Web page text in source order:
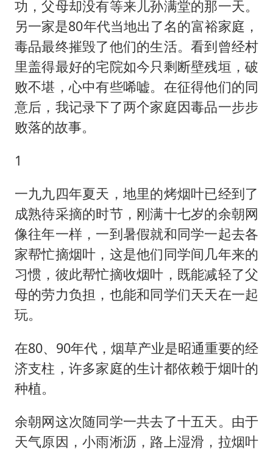
云南一男子胃中取出180颗铁钉
曹颖儿子首次演长剧
“开学三件套”全线暴涨
总书记点赞的非遗苗绣焕发新生机
功，父母却没有等来儿孙满堂的那一天。
另一家是80年代当地出了名的富裕家庭，
毒品最终摧毁了他们的生活。看到曾经村
里盖得最好的宅院如今只剩断壁残垣，破
败不堪，心中有些唏嘘。在征得他们的同
意后，我记录下了两个家庭因毒品一步步
败落的故事。
1
一九九四年夏天，地里的烤烟叶已经到了
成熟待采摘的时节，刚满十七岁的余朝网
像往年一样，一到暑假就和同学一起去各
家帮忙摘烟叶，这是他们同学间几年来的
习惯，彼此帮忙摘收烟叶，既能减轻了父
母的劳力负担，也能和同学们天天在一起
玩。
在80、90年代，烟草产业是昭通重要的经
济支柱，许多家庭的生计都依赖于烟叶的
种植。
余朝网这次随同学一共去了十五天。由于
天气原因，小雨淅沥，路上湿滑，拉烟叶